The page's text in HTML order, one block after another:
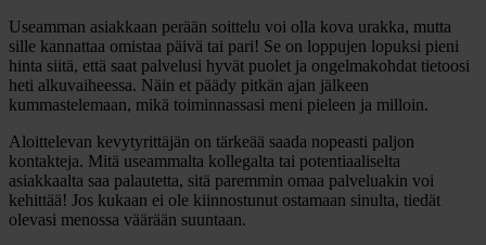
Useamman asiakkaan perään soittelu voi olla kova urakka, mutta
sille kannattaa omistaa päivä tai pari! Se on loppujen lopuksi pieni
hinta siitä, että saat palvelusi hyvät puolet ja ongelmakohdat tietoosi
heti alkuvaiheessa. Näin et päädy pitkän ajan jälkeen
kummastelemaan, mikä toiminnassasi meni pieleen ja milloin.
Aloittelevan kevytyrittäjän on tärkeää saada nopeasti paljon
kontakteja. Mitä useammalta kollegalta tai potentiaaliselta
asiakkaalta saa palautetta, sitä paremmin omaa palveluakin voi
kehittää! Jos kukaan ei ole kiinnostunut ostamaan sinulta, tiedät
olevasi menossa väärään suuntaan.